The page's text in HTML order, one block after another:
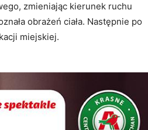
zmieniając kierunek ruchu
obrażeń ciała. Następnie po
miejskiej.